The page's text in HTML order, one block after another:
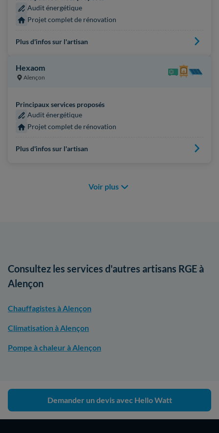
Audit énergétique
Projet complet de rénovation
Plus d'infos sur l'artisan
Hexaom
Alençon
Principaux services proposés
Audit énergétique
Projet complet de rénovation
Plus d'infos sur l'artisan
Voir plus
Consultez les services d'autres artisans RGE à
Alençon
Chauffagistes à Alençon
Climatisation à Alençon
Pompe à chaleur à Alençon
Demander un devis avec Hello Watt